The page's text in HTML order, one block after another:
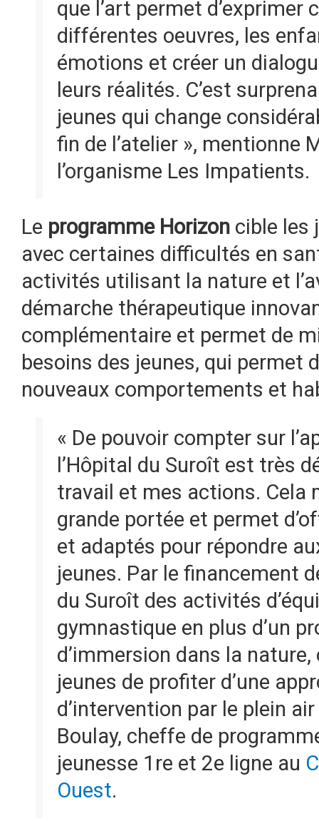
que l’art permet d’exprimer
différentes oeuvres, les
émotions et créer un
leurs réalités. C’est
jeunes qui change
fin de l’atelier », mentionne
l’organisme Les Impatients.
Le programme Horizon cible les
avec certaines difficultés en
activités utilisant la nature et
démarche thérapeutique
complémentaire et permet de
besoins des jeunes, qui permet
nouveaux comportements et
« De pouvoir compter sur
l’Hôpital du Suroît est très
travail et mes actions. Cela
grande portée et permet
et adaptés pour répondre
jeunes. Par le financement
du Suroît des activités
gymnastique en plus d’un
d’immersion dans la
jeunes de profiter d’une
d’intervention par le plein
Boulay, cheffe de
jeunesse 1re et 2e ligne au
Ouest.